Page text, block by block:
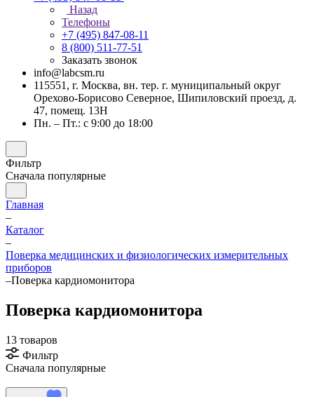
Назад
Телефоны
+7 (495) 847-08-11
8 (800) 511-77-51
Заказать звонок
info@labcsm.ru
115551, г. Москва, вн. тер. г. муниципальный округ
Орехово-Борисово Северное, Шипиловский проезд, д.
47, помещ. 13Н
Пн. – Пт.: с 9:00 до 18:00
Фильтр
Сначала популярные
Главная
–
Каталог
–
Поверка медицинских и физиологических измерительных
приборов
–Поверка кардиомонитора
Поверка кардиомонитора
13 товаров
Фильтр
Сначала популярные